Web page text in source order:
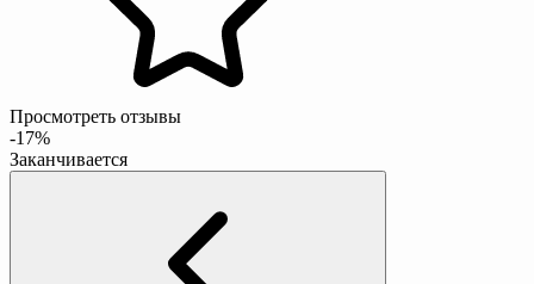
Просмотреть отзывы
-17%
Заканчивается